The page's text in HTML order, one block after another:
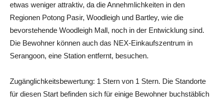
etwas weniger attraktiv, da die Annehmlichkeiten in den
Regionen Potong Pasir, Woodleigh und Bartley, wie die
bevorstehende Woodleigh Mall, noch in der Entwicklung sind.
Die Bewohner können auch das NEX-Einkaufszentrum in
Serangoon, eine Station entfernt, besuchen.
Zugänglichkeitsbewertung: 1 Stern von 1 Stern. Die Standorte
für diesen Start befinden sich für einige Bewohner buchstäblich